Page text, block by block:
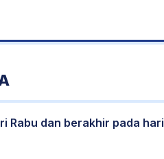
Rabu dan berakhir pada hari